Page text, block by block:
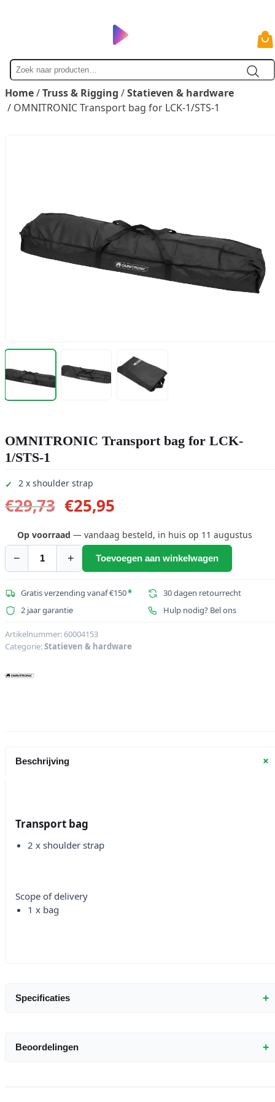
Zoek
naar
Home/Truss & Rigging /Statieven & hardware
/ OMNITRONIC Transport bag for LCK-1/STS-1
OMNITRONIC Transport bag for LCK-
1/STS-1
2 x shoulder strap
€29,73 Oorspronkelijke
was:
€29,73.
€25,95
is:
€25,95.
Op voorraad — vandaag besteld, in huis op 11 augustus
−
OMNITRONIC
bag
for
1/STS-
1
+ Toevoegen aan winkelwagen
Gratis verzending vanaf €150*
30 dagen retourrecht
2 jaar garantie
Hulp nodig? Bel ons
Artikelnummer:60004153
Categorie:Statieven & hardware
Beschrijving +
Transport bag
2 x shoulder strap
Scope of delivery
1 x bag
Specificaties +
Beoordelingen +